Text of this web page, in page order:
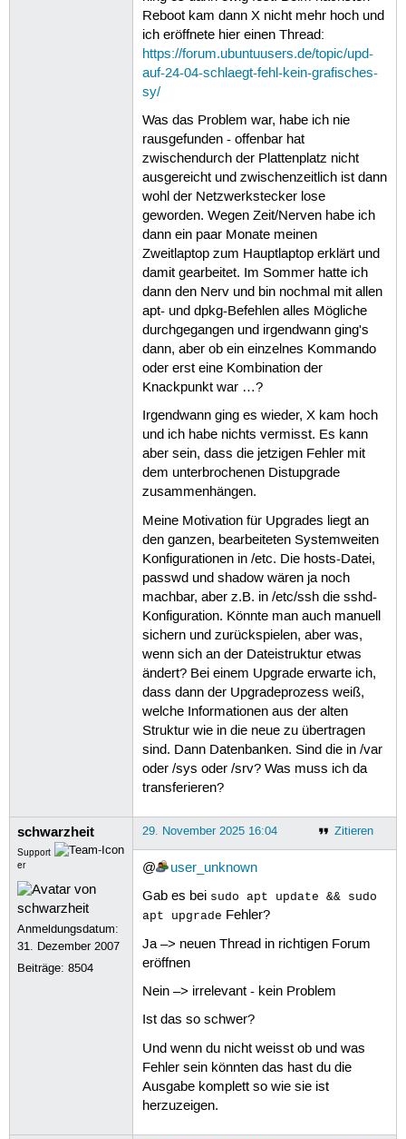
Reboot kam dann X nicht mehr hoch und
ich eröffnete hier einen Thread:
https://forum.ubuntuusers.de/topic/upd-
auf-24-04-schlaegt-fehl-kein-grafisches-
sy/
Was das Problem war, habe ich nie
rausgefunden - offenbar hat
zwischendurch der Plattenplatz nicht
ausgereicht und zwischenzeitlich ist dann
wohl der Netzwerkstecker lose
geworden. Wegen Zeit/Nerven habe ich
dann ein paar Monate meinen
Zweitlaptop zum Hauptlaptop erklärt und
damit gearbeitet. Im Sommer hatte ich
dann den Nerv und bin nochmal mit allen
apt- und dpkg-Befehlen alles Mögliche
durchgegangen und irgendwann ging's
dann, aber ob ein einzelnes Kommando
oder erst eine Kombination der
Knackpunkt war …?
Irgendwann ging es wieder, X kam hoch
und ich habe nichts vermisst. Es kann
aber sein, dass die jetzigen Fehler mit
dem unterbrochenen Distupgrade
zusammenhängen.
Meine Motivation für Upgrades liegt an
den ganzen, bearbeiteten Systemweiten
Konfigurationen in /etc. Die hosts-Datei,
passwd und shadow wären ja noch
machbar, aber z.B. in /etc/ssh die sshd-
Konfiguration. Könnte man auch manuell
sichern und zurückspielen, aber was,
wenn sich an der Dateistruktur etwas
ändert? Bei einem Upgrade erwarte ich,
dass dann der Upgradeprozess weiß,
welche Informationen aus der alten
Struktur wie in die neue zu übertragen
sind. Dann Datenbanken. Sind die in /var
oder /sys oder /srv? Was muss ich da
transferieren?
schwarzheit
Support
er
Anmeldungsdatum:
31. Dezember 2007
Beiträge:8504
Zitieren
29. November 2025 16:04
@
user_unknown
Gab es bei sudo apt update && sudo
apt upgrade Fehler?
Ja –> neuen Thread in richtigen Forum
eröffnen
Nein –> irrelevant - kein Problem
Ist das so schwer?
Und wenn du nicht weisst ob und was
Fehler sein könnten das hast du die
Ausgabe komplett so wie sie ist
herzuzeigen.